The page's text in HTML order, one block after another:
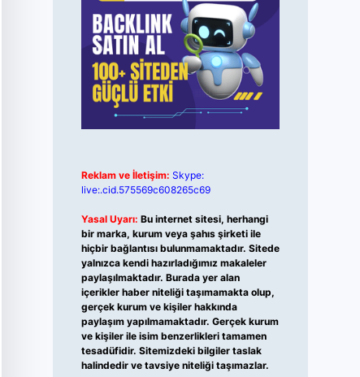
Reklam ve İletişim: Skype:
live:.cid.575569c608265c69
Yasal Uyarı: Bu internet sitesi, herhangi
bir marka, kurum veya şahıs şirketi ile
hiçbir bağlantısı bulunmamaktadır. Sitede
yalnızca kendi hazırladığımız makaleler
paylaşılmaktadır. Burada yer alan
içerikler haber niteliği taşımamakta olup,
gerçek kurum ve kişiler hakkında
paylaşım yapılmamaktadır. Gerçek kurum
ve kişiler ile isim benzerlikleri tamamen
tesadüfidir. Sitemizdeki bilgiler taslak
halindedir ve tavsiye niteliği taşımazlar.